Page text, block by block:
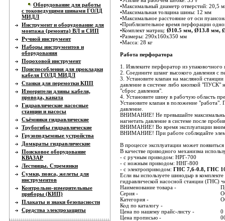
Оборудование для работы
с токоведущими шинами ГОЛД
МИДЛ
Инструмент и оборудование для
монтажа (ремонта) ВЛ и СИП
Ручной инструмент
Наборы инструментов и
оборудования
Пороховой инструмент
Приспособления для прокладки
кабеля ГОЛД МИДЛ
Станки для перемотки КПП
Измерители длины кабеля,
провода, каната
Гидравлические насосные
станции и насосы
Съёмники гидравлические
Трубогибы гидравлические
Грузоподъемные устройства
Домкраты гидравлические
Поисковое оборудование
КВАЗАР
Лестницы. Стремянки
Сумки, пояса, желеты для
инструментов
Контрольно-измерительные
приборы (КИП)
Плакаты и знаки безопасности
Средства электрозащиты
•Максимальный диаметр отверстий: 20,5
•Максимальная толщина шины: 12 мм
•Максимальное расстояние от оси
•Приблизительное время перфорации
•Комплект матриц: Ø10.5 мм, Ø13.8 мм,
•Размеры: 290х160х350 мм
•Масса: 28 кг
Работа перфоратора
1. Извлеките перфоратор из упаковочного
2. Соедините шланг высокого давления с
3. Установите клапан на масляной
давление в системе либо кнопкой "ПУСК"
"сброс давления".
4. Установите шину в рабочую область
Установите клапан в положение "работа".
давление.
ВНИМАНИЕ! Не превышайте
нагнетать давление в системе после
ВНИМАНИЕ! Во время эксплуатации
ВНИМАНИЕ! При работе соблюдайте
В процессе эксплуатации может
В качестве приводного механизма
- c ручным приводом: НРГ-700
- с ножным приводом: ННГ-800
- с электроприводом: ГНС 7,6-0.8, ГНС
Если вы используете шинодыр в
гидравлической насосной станции (ГНС)
Наименование товара -
Серия -
Категория -
Код по каталогу -
Цена по нашему прайс-листу -
0
Цена прописью -